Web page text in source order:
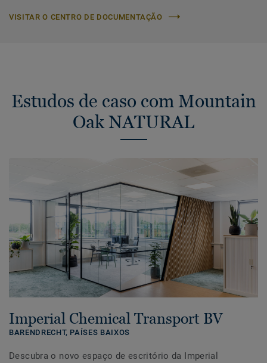
VISITAR O CENTRO DE DOCUMENTAÇÃO
Estudos de caso com Mountain
Oak NATURAL
Imperial Chemical Transport BV
BARENDRECHT, PAÍSES BAIXOS
Descubra o novo espaço de escritório da Imperial